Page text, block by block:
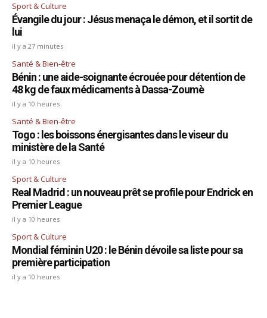
Sport & Culture
Évangile du jour : Jésus menaça le démon, et il sortit de
lui
il y a 27 minutes
Santé & Bien-être
Bénin : une aide-soignante écrouée pour détention de
48 kg de faux médicaments à Dassa-Zoumè
il y a 10 heures
Santé & Bien-être
Togo : les boissons énergisantes dans le viseur du
ministère de la Santé
il y a 10 heures
Sport & Culture
Real Madrid : un nouveau prêt se profile pour Endrick en
Premier League
il y a 10 heures
Sport & Culture
Mondial féminin U20 : le Bénin dévoile sa liste pour sa
première participation
il y a 10 heures